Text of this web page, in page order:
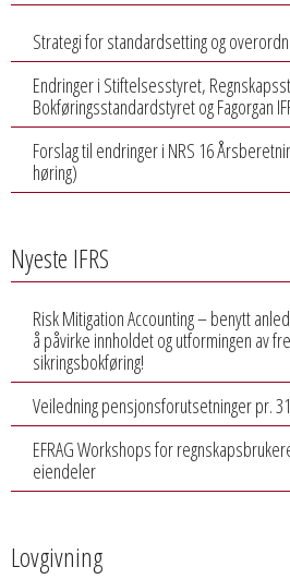
Strategi for standardsetting og
Endringer i Stiftelsesstyret,
Bokføringsstandardstyret og Fagorgan
Forslag til endringer i NRS 16
høring)
Nyeste IFRS
Risk Mitigation Accounting – benytt
å påvirke innholdet og utformingen av
sikringsbokføring!
Veiledning pensjonsforutsetninger pr.
EFRAG Workshops for
eiendeler
Lovgivning